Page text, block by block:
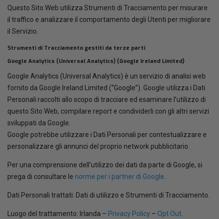
Questo Sito Web utilizza Strumenti di Tracciamento per misurare
il traffico e analizzare il comportamento degli Utenti per migliorare
il Servizio.
Strumenti di Tracciamento gestiti da terze parti
Google Analytics (Universal Analytics) (Google Ireland Limited)
Google Analytics (Universal Analytics) è un servizio di analisi web
fornito da Google Ireland Limited (“Google”). Google utilizza i Dati
Personali raccolti allo scopo di tracciare ed esaminare l’utilizzo di
questo Sito Web, compilare report e condividerli con gli altri servizi
sviluppati da Google.
Google potrebbe utilizzare i Dati Personali per contestualizzare e
personalizzare gli annunci del proprio network pubblicitario.
Per una comprensione dell'utilizzo dei dati da parte di Google, si
prega di consultare le norme per i partner di Google
Dati Personali trattati: Dati di utilizzo e Strumenti di Tracciamento.
Luogo del trattamento: Irlanda – Privacy Policy – Opt Out